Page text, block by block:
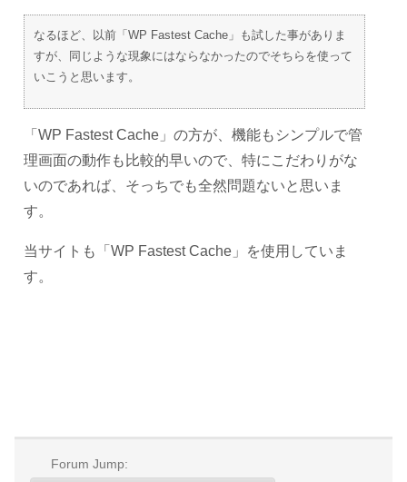
なるほど、以前「WP Fastest Cache」も試した事がありま
すが、同じような現象にはならなかったのでそちらを使って
いこうと思います。
「WP Fastest Cache」の方が、機能もシンプルで管
理画面の動作も比較的早いので、特にこだわりがな
いのであれば、そっちでも全然問題ないと思いま
す。
当サイトも「WP Fastest Cache」を使用していま
す。
Forum Jump: